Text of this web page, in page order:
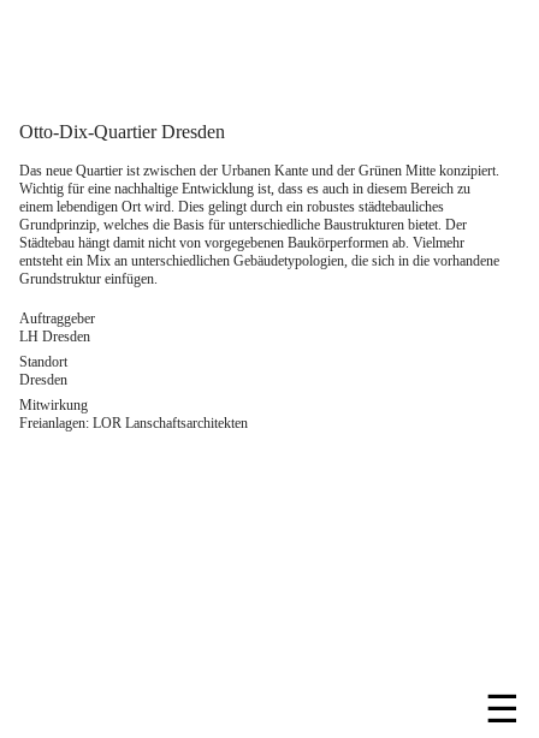
Otto-Dix-Quartier Dresden
Das neue Quartier ist zwischen der Urbanen Kante und der Grünen Mitte konzipiert.
Wichtig für eine nachhaltige Entwicklung ist, dass es auch in diesem Bereich zu
einem lebendigen Ort wird. Dies gelingt durch ein robustes städtebauliches
Grundprinzip, welches die Basis für unterschiedliche Baustrukturen bietet. Der
Städtebau hängt damit nicht von vorgegebenen Baukörperformen ab. Vielmehr
entsteht ein Mix an unterschiedlichen Gebäudetypologien, die sich in die vorhandene
Grundstruktur einfügen.
Auftraggeber
LH Dresden
Standort
Dresden
Mitwirkung
Freianlagen: LOR Lanschaftsarchitekten
☰